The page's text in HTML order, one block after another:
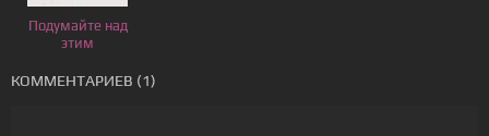
Подумайте над
этим
КОММЕНТАРИЕВ (1)